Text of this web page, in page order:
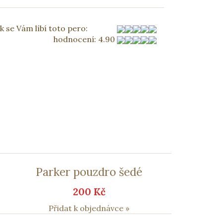
se Vám líbí toto pero:
hodnocení: 4.90
Parker pouzdro šedé
200 Kč
Přidat k objednávce »